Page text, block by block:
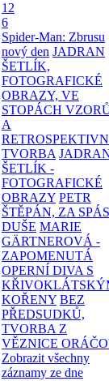
12
6
Spider-Man: Zbrusu
nový den JADRAN
ŠETLÍK,
FOTOGRAFICKÉ
OBRAZY, VE
STOPÁCH
A
TVORBA
ŠETLÍK -
FOTOGRAFICKÉ
OBRAZY PETR
ŠTĚPÁN, ZA
DUŠE MARIE
GÄRTNEROVÁ -
ZAPOMENUTÁ
OPERNÍ DIVA S
KOŘENY BEZ
PŘEDSUDKŮ,
TVORBA Z
VĚZNICE
Zobrazit všechny
záznamy ze dne